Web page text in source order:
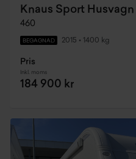
Knaus Sport Husvagn
460
BEGAGNAD 2015 • 1400 kg
Pris
Inkl. moms
184 900 kr